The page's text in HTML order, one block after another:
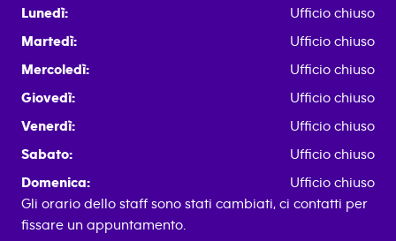
Lunedì:
Ufficio chiuso
Martedì:
Ufficio chiuso
Mercoledì:
Ufficio chiuso
Giovedì:
Ufficio chiuso
Venerdì:
Ufficio chiuso
Sabato:
Ufficio chiuso
Domenica:
Ufficio chiuso
Gli orario dello staff sono stati cambiati, ci contatti per
fissare un appuntamento.